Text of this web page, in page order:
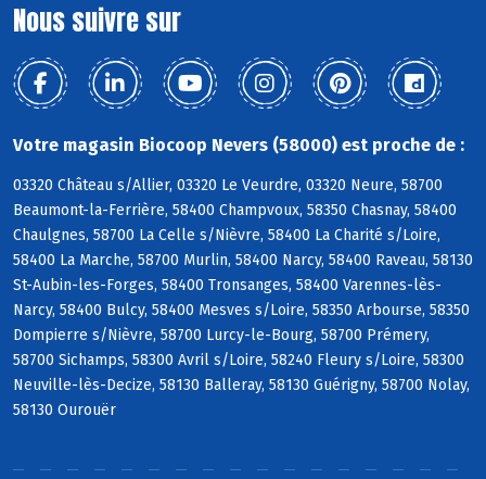
Nous suivre sur
Votre magasin Biocoop Nevers (58000) est proche de :
03320 Château s/Allier, 03320 Le Veurdre, 03320 Neure, 58700
Beaumont-la-Ferrière, 58400 Champvoux, 58350 Chasnay, 58400
Chaulgnes, 58700 La Celle s/Nièvre, 58400 La Charité s/Loire,
58400 La Marche, 58700 Murlin, 58400 Narcy, 58400 Raveau, 58130
St-Aubin-les-Forges, 58400 Tronsanges, 58400 Varennes-lès-
Narcy, 58400 Bulcy, 58400 Mesves s/Loire, 58350 Arbourse, 58350
Dompierre s/Nièvre, 58700 Lurcy-le-Bourg, 58700 Prémery,
58700 Sichamps, 58300 Avril s/Loire, 58240 Fleury s/Loire, 58300
Neuville-lès-Decize, 58130 Balleray, 58130 Guérigny, 58700 Nolay,
58130 Ourouër